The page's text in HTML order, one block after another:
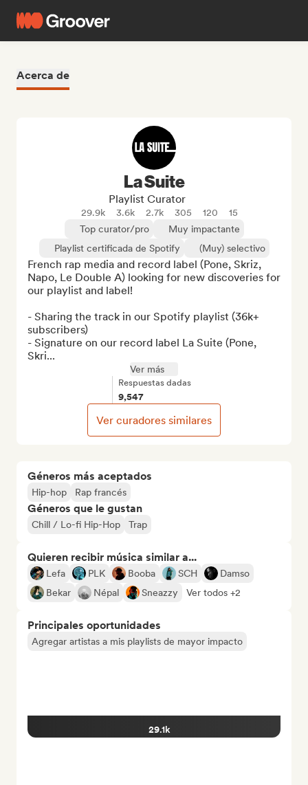
Acerca de
Géneros más aceptados
Hip-hop Rap francés
Géneros que le gustan
Chill / Lo-fi Hip-Hop Trap
Quieren recibir música similar a...
Lefa PLK Booba SCH
Damso
Bekar
Népal Sneazzy Ver todos +2
Principales oportunidades
Agregar artistas a mis playlists de mayor impacto
29.1k
La Suite
Playlist Curator
29.9k 3.6k 2.7k 305 120
15
Top curator/pro
Muy impactante
Playlist certificada de Spotify
(Muy) selectivo
French rap media and record label (Pone, Skriz,
Napo, Le Double A) looking for new discoveries for
our playlist and label!
- Sharing the track in our Spotify playlist (36k+
subscribers)
- Signature on our record label La Suite (Pone,
Skri...
Ver más
Respuestas dadas
9,547
Ver curadores similares